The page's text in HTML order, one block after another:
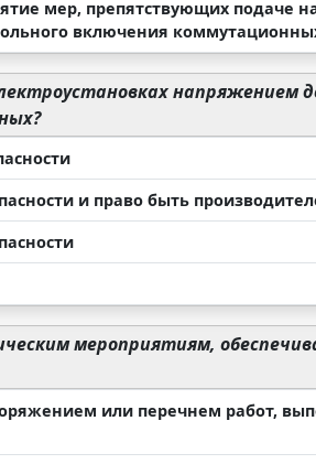
мер, препятствующих подаче
включения
напряжением
и право быть
мероприятиям,
или перечнем работ,